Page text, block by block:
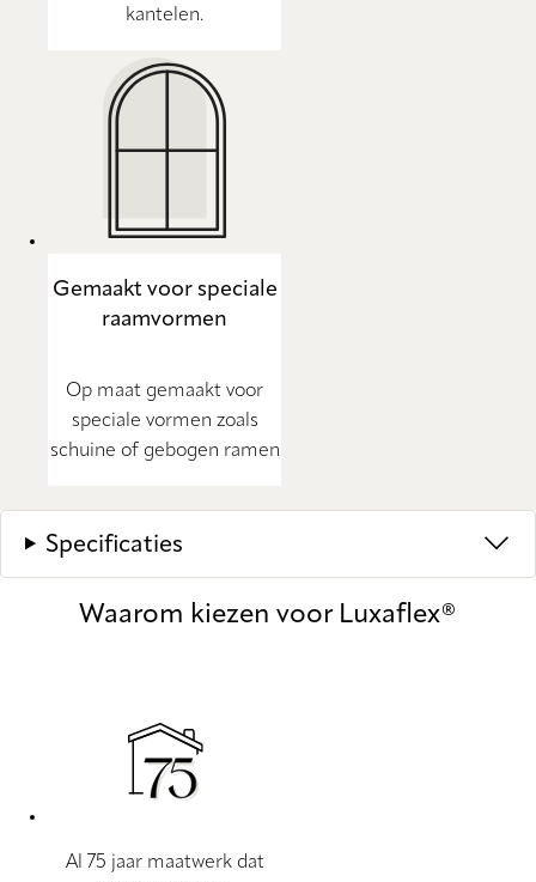
kantelen.
Gemaakt voor speciale
raamvormen
Op maat gemaakt voor
speciale vormen zoals
schuine of gebogen ramen
Specificaties
Waarom kiezen voor Luxaflex®
Al 75 jaar maatwerk dat